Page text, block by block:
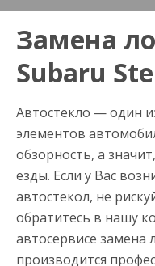
Замена
Subaru
Автостекло — один
элементов
обзорность, а
езды. Если у Вас
автостекол, не
обратитесь в нашу
автосервисе замена
производится